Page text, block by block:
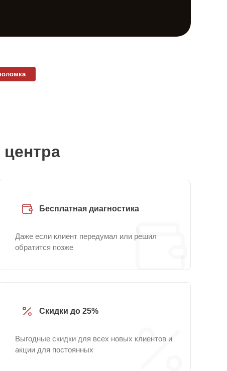
Бесплатная диагностика
Даже если клиент передумал или решил
обратится позже
Скидки до 25%
Выгодные скидки для всех новых клиентов и
акции для постоянных